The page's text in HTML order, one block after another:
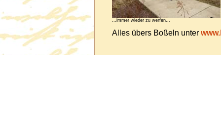
...immer wieder zu werfen...
Alles übers Boßeln unter